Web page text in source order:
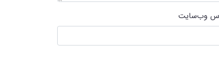
وب‌سایت